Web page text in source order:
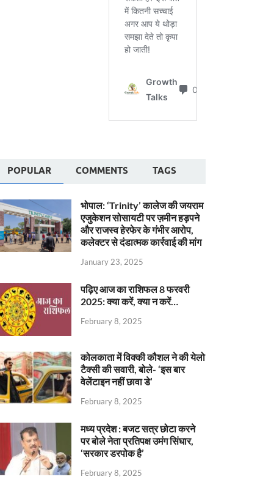
POPULAR COMMENTS TAGS
भोपाल: ‘Trinity’ कालेज की जयराम
एजुकेशन सोसायटी पर ज़मीन हड़पने
और राजस्व हेरफेर के गंभीर आरोप,
कलेक्टर से दंडात्मक कार्रवाई की मांग
January 23, 2025
पढ़िए आज का राशिफल 8 फरवरी
2025: क्या करें, क्या न करें…
February 8, 2025
कोलकाता में विक्की कौशल ने की येलो
टैक्सी की सवारी, बोले- ‘इस बार
वेलेंटाइन नहीं छावा डे’
February 8, 2025
मध्य प्रदेश : बजट सत्र छोटा करने
पर बोले नेता प्रतिपक्ष उमंग सिंघार,
‘सरकार डरपोक है’
February 8, 2025